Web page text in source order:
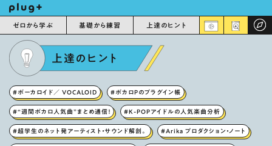
ゼロから学ぶ 基礎から練習 上達のヒント
上達のヒント
#ボーカロイド／ VOCALOID #ボカロPのプラグイン帳
#“週間ボカロ人気曲”まとめ通信！ #K-POPアイドルの人気楽曲分析
#超学生のネット発アーティスト・サウンド解剖。 #Arika プロダクション・ノート